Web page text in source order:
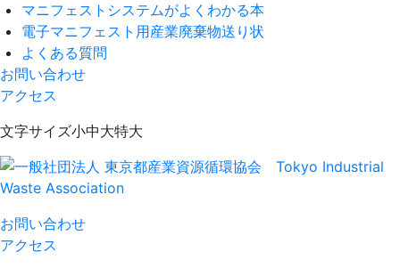
マニフェストシステムがよくわかる本
電子マニフェスト用産業廃棄物送り状
よくある質問
お問い合わせ
アクセス
Skip
to
content
文字サイズ小中大特大
お問い合わせ
アクセス